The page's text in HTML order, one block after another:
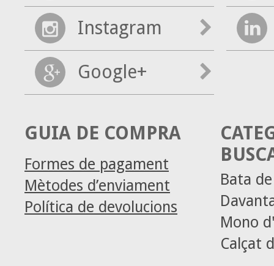
Instagram
Google+
GUIA DE COMPRA
Formes de pagament
Mètodes d’enviament
Política de devolucions
Bata
Mono
Calçat